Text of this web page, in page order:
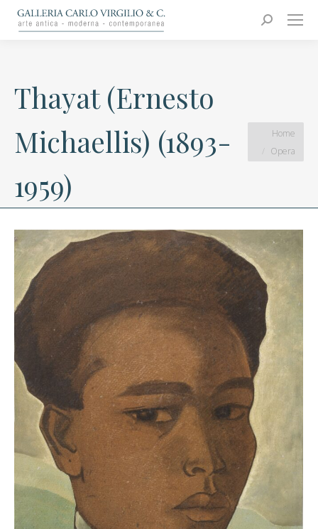
Search:
Carlo Virgilio & C.
Arte moderna e contemporanea
Thayat (Ernesto
Michaellis) (1893-
1959)
You are here:
Home
Opera